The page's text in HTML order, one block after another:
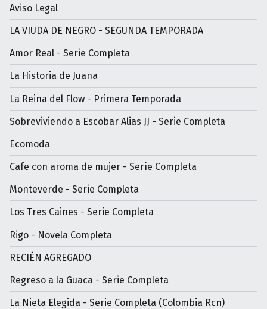
Aviso Legal
LA VIUDA DE NEGRO - SEGUNDA TEMPORADA
Amor Real - Serie Completa
La Historia de Juana
La Reina del Flow - Primera Temporada
Sobreviviendo a Escobar Alias JJ - Serie Completa
Ecomoda
Cafe con aroma de mujer - Serìe Completa
Monteverde - Serie Completa
Los Tres Caines - Serie Completa
Rigo - Novela Completa
RECIÉN AGREGADO
Regreso a la Guaca - Serie Completa
La Nieta Elegida - Serie Completa (Colombia Rcn)